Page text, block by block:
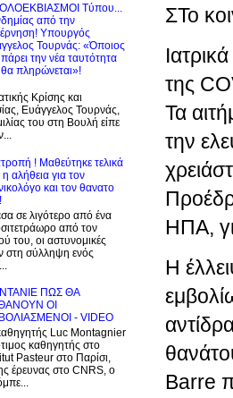
ΣΤο
της
Τα
την
ΗΠΑ,
Η
Barre
Tύπου...
από την
Υπουργός
Τουρνάς: «Όποιος
την νέα ταυτότητα
πληρώνεται»!
Κρίσης και
Ευάγγελος Τουρνάς,
του στη Βουλή είπε
! Mαθεύτηκε τελικά
αλήθεια για τον
και τον θανατο
σε λιγότερο από ένα
από τον
του, οι αστυνομικές
στη σύλληψη ενός
ΠΩΣ ΘΑ
ΟΙ
- VIDEO
Luc Montagnier
καθηγητής στο
Pasteur στο Παρίσι,
έρευνας στο CNRS, o